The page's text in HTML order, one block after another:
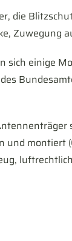
die
Zuwegung
sich einige
und